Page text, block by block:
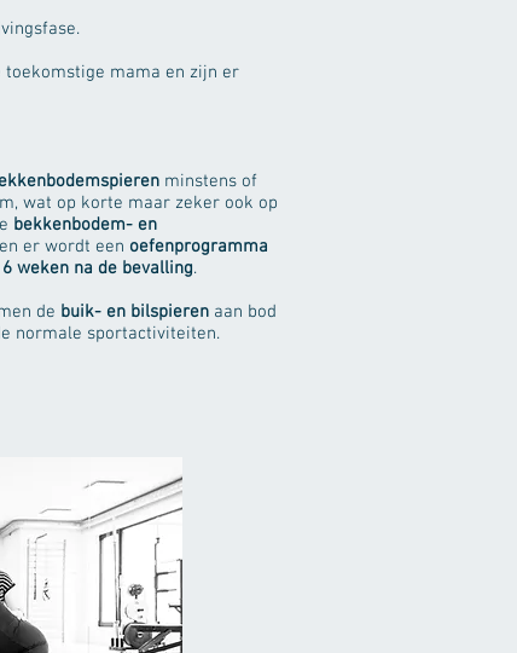
toekomstige mama en zijn er
minstens of
wat op korte maar zeker ook op
bekkenbodem- en
er wordt een oefenprogramma
weken na de bevalling.
de buik- en bilspieren aan bod
normale sportactiviteiten.